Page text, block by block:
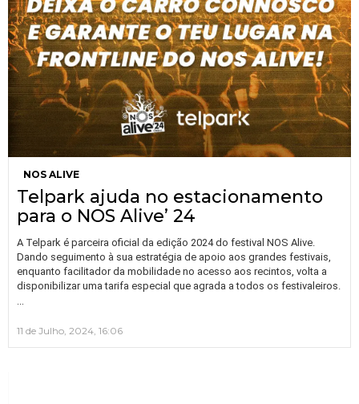
NOS ALIVE
Telpark ajuda no estacionamento
para o NOS Alive’ 24
A Telpark é parceira oficial da edição 2024 do festival NOS Alive.
Dando seguimento à sua estratégia de apoio aos grandes festivais,
enquanto facilitador da mobilidade no acesso aos recintos, volta a
disponibilizar uma tarifa especial que agrada a todos os festivaleiros.
…
11 de Julho, 2024, 16:06